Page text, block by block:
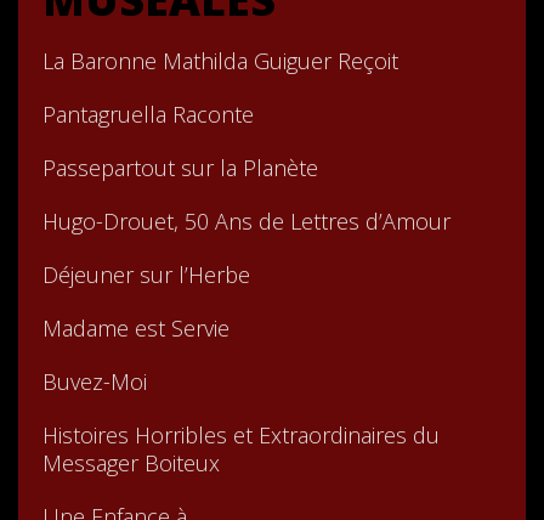
La Baronne Mathilda Guiguer Reçoit
Pantagruella Raconte
Passepartout sur la Planète
Hugo-Drouet, 50 Ans de Lettres d’Amour
Déjeuner sur l’Herbe
Madame est Servie
Buvez-Moi
Histoires Horribles et Extraordinaires du
Messager Boiteux